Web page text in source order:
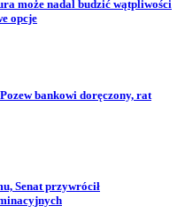
może nadal budzić wątpliwości
opcje
bankowi doręczony, rat
Senat przywrócił